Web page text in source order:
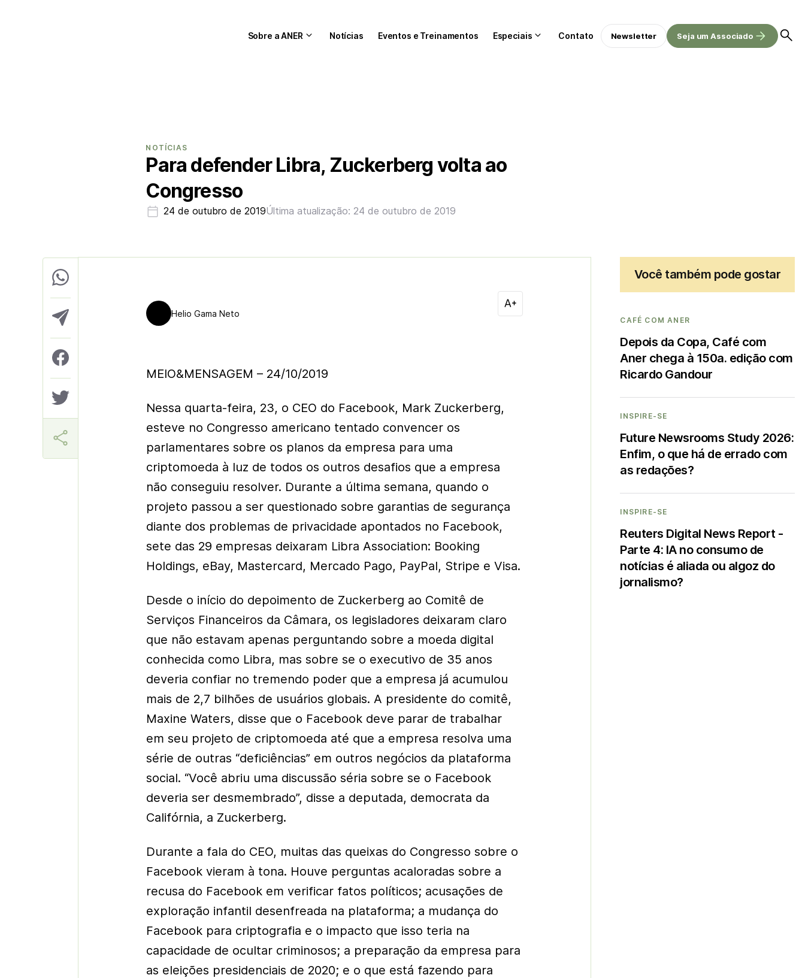
Sobre a ANER Notícias Eventos e Treinamentos Especiais Contato Newsletter Seja um Associado
NOTÍCIAS
Para defender Libra, Zuckerberg volta ao
Congresso
24 de outubro de 2019Última atualização: 24 de outubro de 2019
Helio Gama Neto
MEIO&MENSAGEM – 24/10/2019
Nessa quarta-feira, 23, o CEO do Facebook, Mark Zuckerberg,
esteve no Congresso americano tentado convencer os
parlamentares sobre os planos da empresa para uma
criptomoeda à luz de todos os outros desafios que a empresa
não conseguiu resolver. Durante a última semana, quando o
projeto passou a ser questionado sobre garantias de segurança
diante dos problemas de privacidade apontados no Facebook,
sete das 29 empresas deixaram Libra Association: Booking
Holdings, eBay, Mastercard, Mercado Pago, PayPal, Stripe e Visa.
Desde o início do depoimento de Zuckerberg ao Comitê de
Serviços Financeiros da Câmara, os legisladores deixaram claro
que não estavam apenas perguntando sobre a moeda digital
conhecida como Libra, mas sobre se o executivo de 35 anos
deveria confiar no tremendo poder que a empresa já acumulou
mais de 2,7 bilhões de usuários globais. A presidente do comitê,
Maxine Waters, disse que o Facebook deve parar de trabalhar
em seu projeto de criptomoeda até que a empresa resolva uma
série de outras “deficiências” em outros negócios da plataforma
social. “Você abriu uma discussão séria sobre se o Facebook
deveria ser desmembrado”, disse a deputada, democrata da
Califórnia, a Zuckerberg.
Durante a fala do CEO, muitas das queixas do Congresso sobre o
Facebook vieram à tona. Houve perguntas acaloradas sobre a
recusa do Facebook em verificar fatos políticos; acusações de
exploração infantil desenfreada na plataforma; a mudança do
Facebook para criptografia e o impacto que isso teria na
capacidade de ocultar criminosos; a preparação da empresa para
as eleições presidenciais de 2020; e o que está fazendo para
Você também pode gostar
CAFÉ COM ANER
Depois da Copa, Café com
Aner chega à 150a. edição com
Ricardo Gandour
INSPIRE-SE
Future Newsrooms Study 2026:
Enfim, o que há de errado com
as redações?
INSPIRE-SE
Reuters Digital News Report -
Parte 4: IA no consumo de
notícias é aliada ou algoz do
jornalismo?